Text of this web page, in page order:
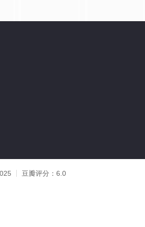
豆瓣评分： 6.0